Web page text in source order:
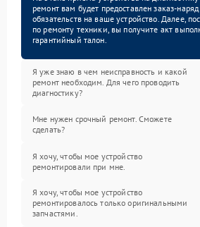
ремонт вам будет предоставлен заказ-
обязательств на ваше устройство. Далее,
по ремонту техники, вы получите акт
гарантийный талон.
Я уже знаю в чем неисправность и какой
ремонт необходим. Для чего проводить
диагностику?
Мне нужен срочный ремонт. Сможете
сделать?
Я хочу, чтобы мое устройство
ремонтировали при мне.
Я хочу, чтобы мое устройство
ремонтировалось только оригинальными
запчастями.